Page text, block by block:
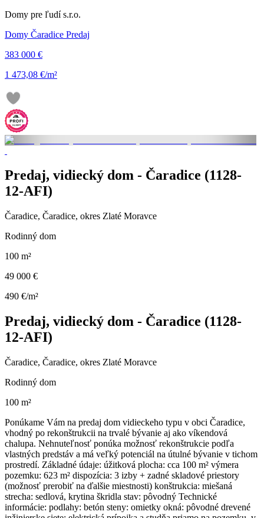
Domy pre ľudí s.r.o.
Domy Čaradice Predaj
383 000 €
1 473,08 €/m²
Predaj, vidiecký dom - Čaradice (1128-
12-AFI)
Čaradice, Čaradice, okres Zlaté Moravce
Rodinný dom
100 m²
49 000 €
490 €/m²
Predaj, vidiecký dom - Čaradice (1128-
12-AFI)
Čaradice, Čaradice, okres Zlaté Moravce
Rodinný dom
100 m²
Ponúkame Vám na predaj dom vidieckeho typu v obci Čaradice,
vhodný po rekonštrukcii na trvalé bývanie aj ako víkendová
chalupa. Nehnuteľnosť ponúka možnosť rekonštrukcie podľa
vlastných predstáv a má veľký potenciál na útulné bývanie v tichom
prostredí. Základné údaje: úžitková plocha: cca 100 m² výmera
pozemku: 623 m² dispozícia: 3 izby + zadné skladové priestory
(možnosť prerobiť na ďalšie miestnosti) konštrukcia: miešaná
strecha: sedlová, krytina škridla stav: pôvodný Technické
informácie: podlahy: betón steny: omietky okná: pôvodné drevené